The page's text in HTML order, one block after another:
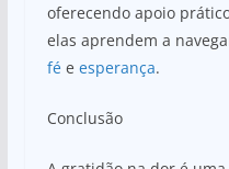
oferecendo apoio
elas aprendem a
fée esperança.
Conclusão